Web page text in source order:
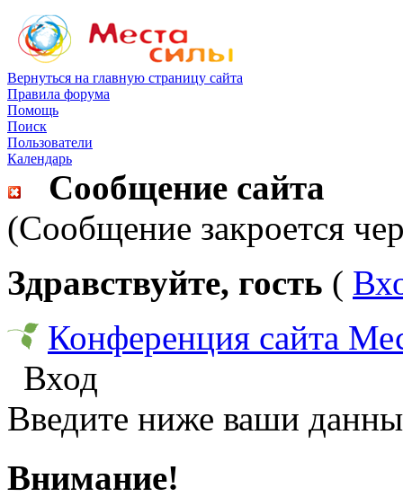
Вернуться на главную страницу сайта
Правила форума
Помощь
Поиск
Пользователи
Календарь
Сообщение сайта
(Сообщение закроется
Здравствуйте, гость (
Конференция сайта
Вход
Введите ниже ваши
Внимание!